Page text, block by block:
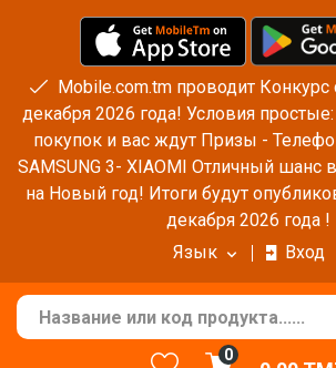
Mobile.com.tm проводит Конкурс
декабря 2026 года! Условия
покупок и вас ждут Призы -
SAMSUNG 3- XIAOMI Отличный шанс
на Новый год! Итоги будут
декабря 2026 года !
Язык
Вход
0